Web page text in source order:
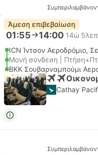
Άμεση επιβεβαίωση
01:55 14:00 14ώ
ICN Ίντσον Αεροδρόμιο,
Μονή σύνδεση |
BKK Σουβαρναμπούμι
Cathay